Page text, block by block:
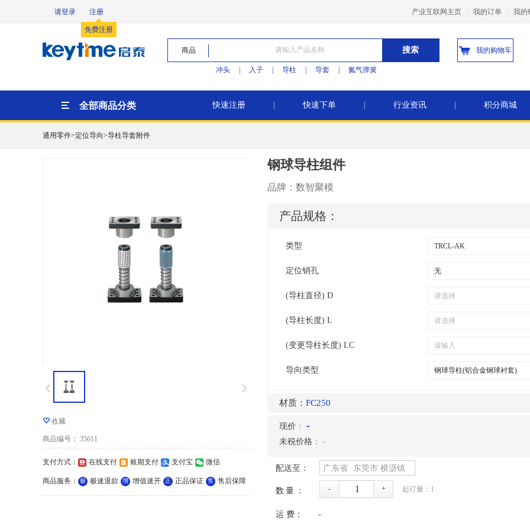
请登录 注册
免费注册
产业互联网主页 我的订单 我的
商品 搜索
冲头 入子 导柱 导套 氮气弹簧
我的购物车
全部商品分类 快速注册 快速下单 行业资讯 积分商城
通用零件>定位导向>导柱导套附件
收藏
商品编号 ： 35611
支付方式 ： 在线支付 账期支付 支付宝 微信
商品服务 ： 极 极速退款 增 增值速开 正 正品保证 售 售后保障
钢球导柱组件
品牌： 数智聚模
产品规格：
类型
定位销孔
(导柱直径) D
(导柱长度) L
(变更导柱长度) LC
导向类型
材质： FC250
现价 ： -
未税价格 ： -
配送至： 广东省 东莞市 横沥镇
数量： - + 起订量： 1
运 费： -